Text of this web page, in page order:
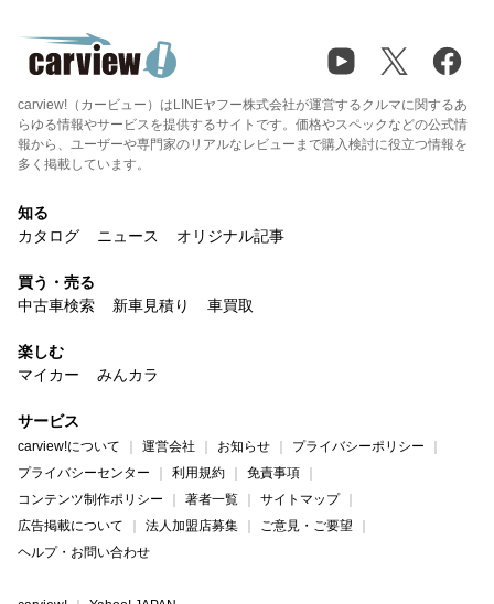
carview!（カービュー）はLINEヤフー株式会社が運営するクルマに関するあ
らゆる情報やサービスを提供するサイトです。価格やスペックなどの公式情
報から、ユーザーや専門家のリアルなレビューまで購入検討に役立つ情報を
多く掲載しています。
知る
カタログ
ニュース オリジナル記事
買う・売る
中古車検索
新車見積り 車買取
楽しむ
マイカー
みんカラ
サービス
carview!について 運営会社 お知らせ
プライバシーポリシー
プライバシーセンター
利用規約
免責事項
コンテンツ制作ポリシー
著者一覧
サイトマップ
広告掲載について
法人加盟店募集
ご意見・ご要望
ヘルプ・お問い合わせ